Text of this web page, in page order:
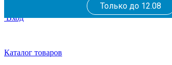
Вход
Каталог товаров
Только до 12.08